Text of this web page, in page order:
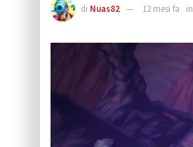
di Nuas82 12 mesi fa in